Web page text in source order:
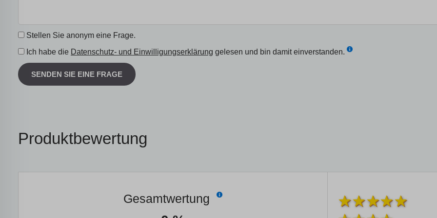
Stellen Sie anonym eine Frage.
Ich habe die Datenschutz- und Einwilligungserklärung gelesen und bin damit einverstanden.
SENDEN SIE EINE FRAGE
Produktbewertung
Gesamtwertung